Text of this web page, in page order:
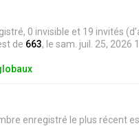
0 invisible et 19 invités
de 663, le sam. juil. 25, 2026
enregistré le plus récent